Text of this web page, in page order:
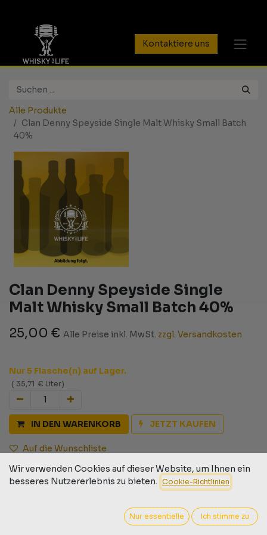
Kontaktiere uns
Alle Produkte
Clan Denny Speyside Single Malt Whisky Small Batch
40%
Clan Denny Speyside Single
Malt Whisky Small Batch 40%
25,00 € Alle Preise inkl. MwSt. zzgl. Versandkosten
Nur 5 Flasche(n) auf Lager.
( 35,71 € Liter)
IN DEN WARENKORB JETZT KAUFEN
Auf die Wunschliste
Geschäftsbedingungen
30-Tage-Geld-zurück-Garantie
Wir verwenden Cookies auf dieser Website, um Ihnen ein
besseres Nutzererlebnis zu bieten. Cookie-Richtlinien
Nur essentielle Ich stimme zu